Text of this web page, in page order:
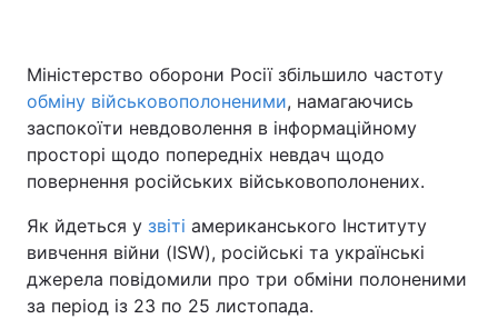
Міністерство оборони Росії збільшило частоту
обміну військовополоненими, намагаючись
заспокоїти невдоволення в інформаційному
просторі щодо попередніх невдач щодо
повернення російських військовополонених.
Як йдеться у звіті американського Інституту
вивчення війни (ISW), російські та українські
джерела повідомили про три обміни полоненими
за період із 23 по 25 листопада.